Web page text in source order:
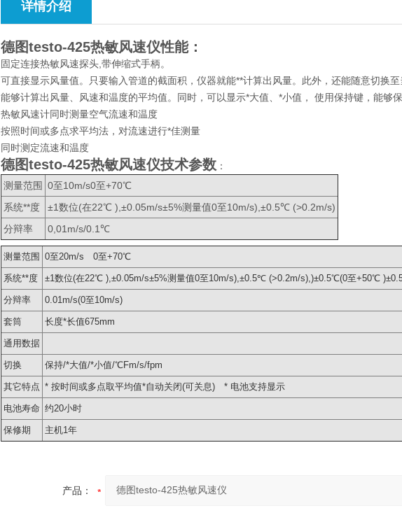
详情介绍
德图testo-425热敏风速仪​性能：
固定连接热敏风速探头,带伸缩式手柄。
可直接显示风量值。只要输入管道的截面积，仪器就能**计算出风量。此外，还能随意切换
能够计算出风量、风速和温度的平均值。同时，可以显示*大值、*小值， 使用保持键，能够保
热敏风速计同时测量空气流速和温度
按照时间或多点求平均法，对流速进行*佳测量
同时测定流速和温度
德图testo-425热敏风速仪​技术参数 ：
测量范围 0至10m/s0至+70℃
系统**度
±1数位(在22℃ ),±0.05m/s±5%测量值0至10m/s),±0.5℃ (>0.2m/s)
分辩率
0,01m/s/0.1℃
测量范围 0至20m/s 0至+70℃
系统**度 ±1数位(在22℃ ),±0.05m/s±5%测量值0至10m/s),±0.5℃ (>0.2m/s),)±0.5℃(0至+50℃
分辩率 0.01m/s(0至10m/s)
套筒 长度*长值675mm
通用数据
切换 保持/*大值/*小值/℃Fm/s/fpm
其它特点 * 按时间或多点取平均值*自动关闭(可关息) * 电池支持显示
电池寿命 约20小时
保修期 主机1年
产品：